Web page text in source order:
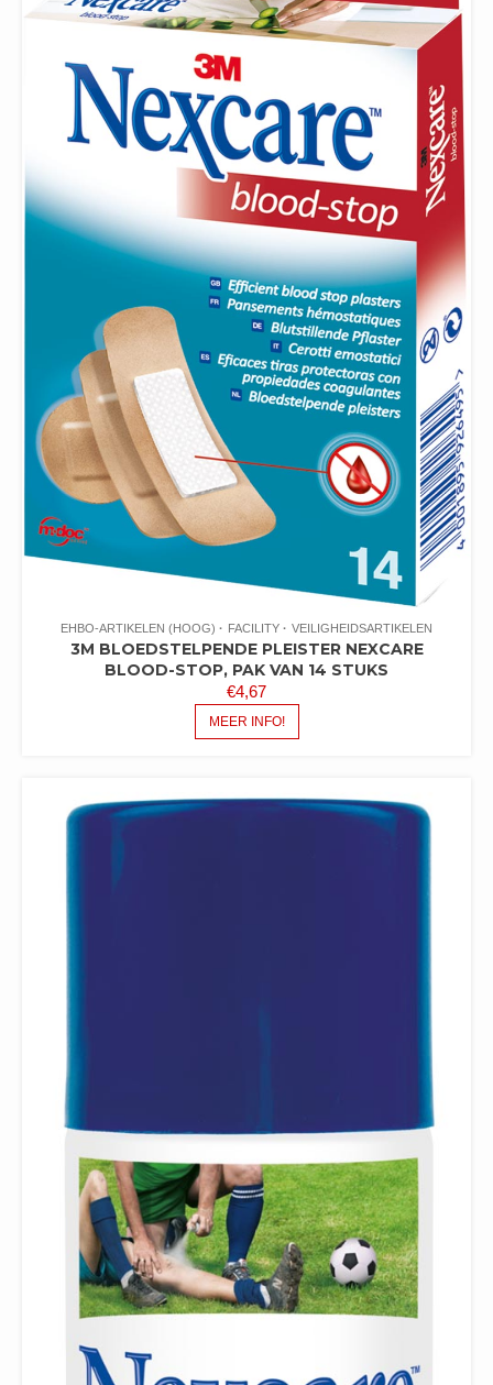
EHBO-ARTIKELEN (HOOG) FACILITY VEILIGHEIDSARTIKELEN
3M BLOEDSTELPENDE PLEISTER NEXCARE
BLOOD-STOP, PAK VAN 14 STUKS
€4,67
MEER INFO!